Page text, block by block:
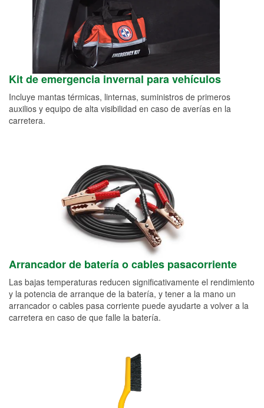
Kit de emergencia invernal para vehículos
Incluye mantas térmicas, linternas, suministros de primeros
auxilios y equipo de alta visibilidad en caso de averías en la
carretera.
Arrancador de batería o cables pasacorriente
Las bajas temperaturas reducen significativamente el rendimiento
y la potencia de arranque de la batería, y tener a la mano un
arrancador o cables pasa corriente puede ayudarte a volver a la
carretera en caso de que falle la batería.